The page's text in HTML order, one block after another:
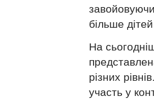
більше
На
різних
участь у